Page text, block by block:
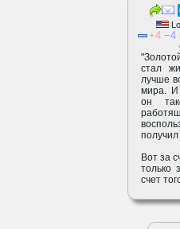
4 4
стал
лучше
мира. И
он
Вот за
только
счет